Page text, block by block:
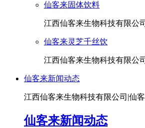
仙客来固体饮料
江西仙客来生物科技有限公
仙客来灵芝千丝饮
江西仙客来生物科技有限公
仙客来新闻动态
江西仙客来生物科技有限公司|仙
仙客来新闻动态